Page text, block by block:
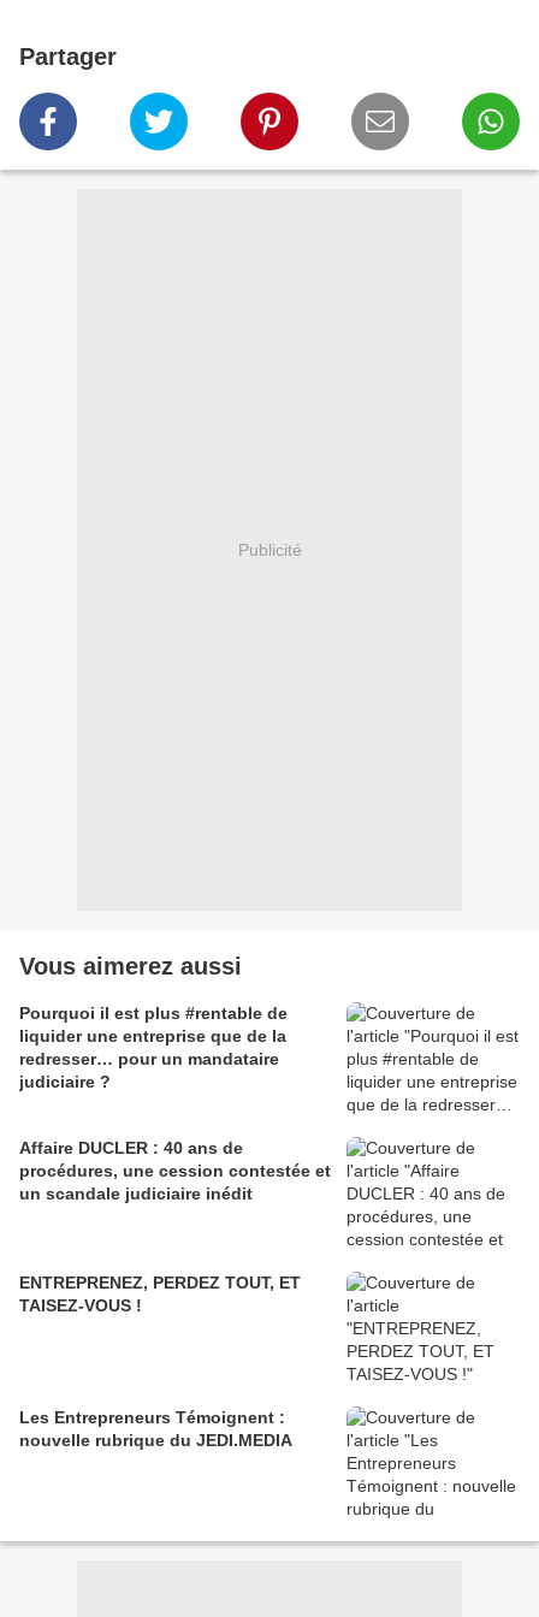
Partager
Publicité
Vous aimerez aussi
Pourquoi il est plus #rentable de
liquider une entreprise que de la
redresser… pour un mandataire
judiciaire ?
Affaire DUCLER : 40 ans de
procédures, une cession contestée et
un scandale judiciaire inédit
ENTREPRENEZ, PERDEZ TOUT, ET
TAISEZ-VOUS !
Les Entrepreneurs Témoignent :
nouvelle rubrique du JEDI.MEDIA